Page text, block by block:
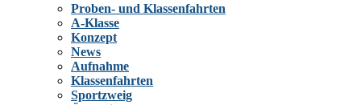
Proben- und Klassenfahrten
A-Klasse
Konzept
News
Aufnahme
Klassenfahrten
Sportzweig